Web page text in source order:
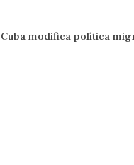
Cuba modifica política